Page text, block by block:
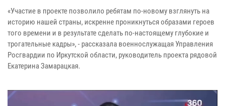
«Участие в проекте позволило ребятам по-новому взглянуть на
историю нашей страны, искренне проникнуться образами героев
того времени и в результате сделать по-настоящему глубокие и
трогательные кадры», - рассказала военнослужащая Управления
Росгвардии по Иркутской области, руководитель проекта рядовой
Екатерина Замарацкая.